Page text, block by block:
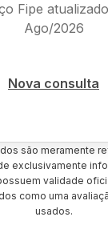
Fipe
Ago/2026
Nova consulta
são meramente
exclusivamente
validade
como uma
usados.